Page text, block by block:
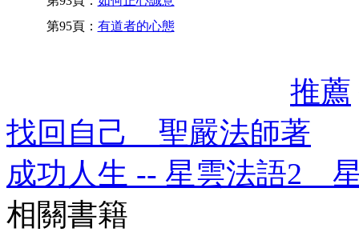
第95頁： 有道者的心態
推薦
找回自己 聖嚴法師著
成功人生 -- 星雲法語2
相關書籍